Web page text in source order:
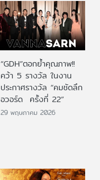
“GDH”ตอกย้ำคุณภาพ!!
คว้า 5 รางวัล ในงาน
ประกาศรางวัล “คมชัดลึก
อวอร์ด ครั้งที่ 22”
29 พฤษภาคม 2026